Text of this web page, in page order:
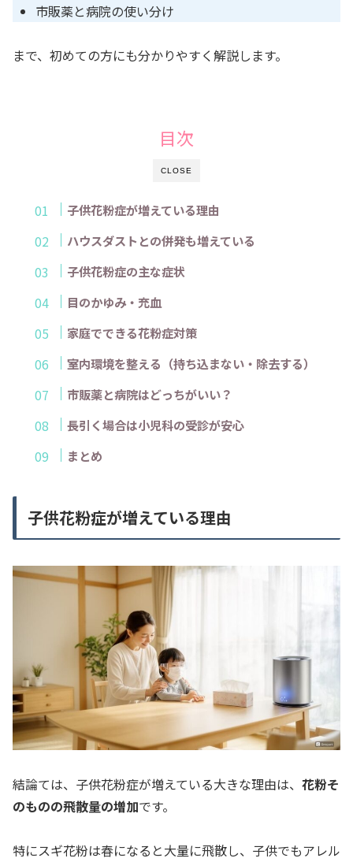
市販薬と病院の使い分け
まで、初めての方にも分かりやすく解説します。
CLOSE
目次
子供花粉症が増えている理由
ハウスダストとの併発も増えている
子供花粉症の主な症状
目のかゆみ・充血
家庭でできる花粉症対策
室内環境を整える（持ち込まない・除去する）
市販薬と病院はどっちがいい？
長引く場合は小児科の受診が安心
まとめ
子供花粉症が増えている理由
結論ては、子供花粉症が増えている大きな理由は、 花粉そ
のものの飛散量の増加です。
特にスギ花粉は春になると大量に飛散し、子供でもアレル